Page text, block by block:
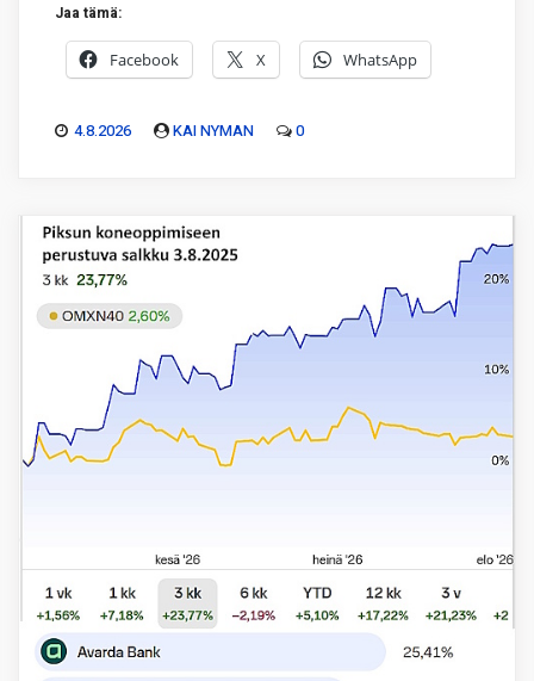
Jaa tämä:
Facebook X WhatsApp
4.8.2026 KAI NYMAN 0